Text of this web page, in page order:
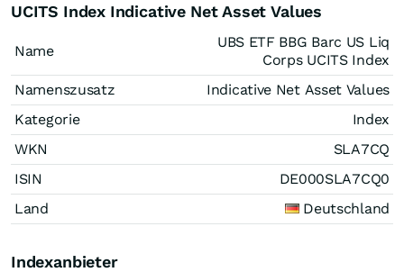
UCITS Index Indicative Net Asset Values
Name
UBS ETF BBG Barc US Liq
Corps UCITS Index
Namenszusatz
Indicative Net Asset Values
Kategorie
Index
WKN
SLA7CQ
ISIN
DE000SLA7CQ0
Land
Deutschland
Indexanbieter